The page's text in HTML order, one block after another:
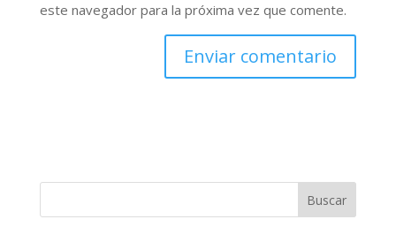
este navegador para la próxima vez que comente.
Buscar